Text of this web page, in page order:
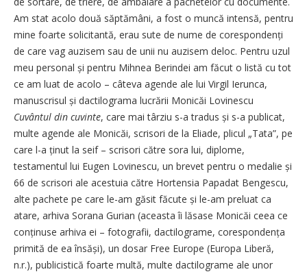
Am stat acolo două săptămâni, a fost o muncă intensă, pentru
mine foarte solicitantă, erau sute de nume de corespondenți
de care vag auzisem sau de unii nu auzisem deloc. Pentru uzul
meu personal și pentru Mihnea Berindei am făcut o listă cu tot
ce am luat de acolo – câteva agende ale lui Virgil Ierunca,
manuscrisul și dactilograma lucrării Monicăi Lovinescu
Cuvântul din cuvinte, care mai târziu s-a tradus și s-a publicat,
multe agende ale Monicăi, scrisori de la Eliade, plicul „Tata”, pe
care l-a ținut la seif – scrisori către sora lui, diplome,
testamentul lui Eugen Lovinescu, un brevet pentru o medalie și
66 de scrisori ale acestuia către Hortensia Papadat Bengescu,
alte pachete pe care le-am găsit făcute și le-am preluat ca
atare, arhiva Sorana Gurian (aceasta îi lăsase Monicăi ceea ce
conținuse arhiva ei – fotografii, dactilograme, corespondența
primită de ea însăși), un dosar Free Europe (Europa Liberă,
n.r.), publicistică foarte multă, multe dactilograme ale unor